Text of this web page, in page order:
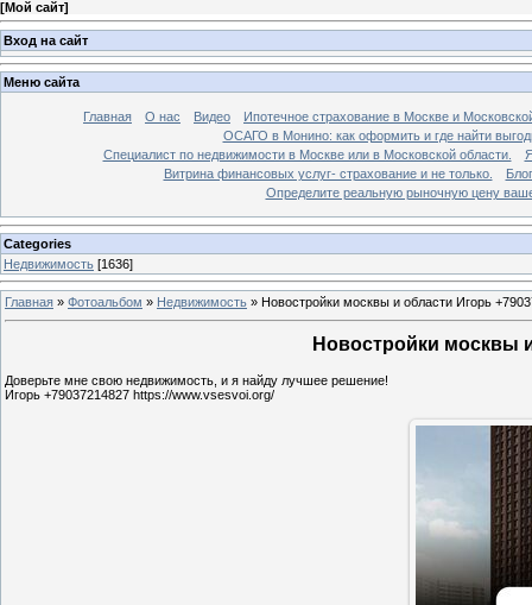
[Мой сайт]
Вход на сайт
Меню сайта
Главная О нас Видео
Ипотечное страхование в Москве и
ОСАГО в Монино: как оформить и где найти
Специалист по недвижимости в Москве или в Московской области.
Витрина финансовых услуг- страхование и не только.
Блог
Определите реальную рыночную цену
Categories
Недвижимость [1636]
Главная » Фотоальбом » Недвижимость » Новостройки москвы и области Игорь
Новостройки москвы
Доверьте мне свою недвижимость, и я найду лучшее решение!
Игорь +79037214827 https://www.vsesvoi.org/